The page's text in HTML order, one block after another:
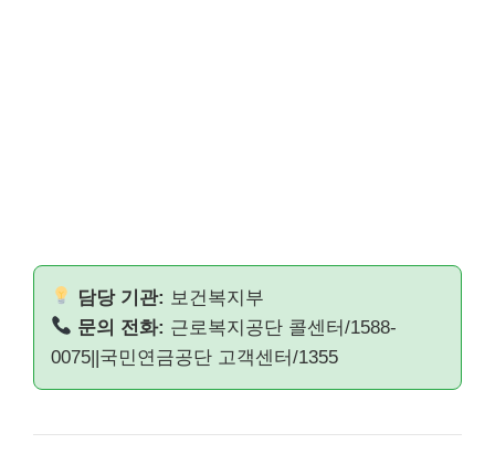
담당 기관: 보건복지부
문의 전화: 근로복지공단 콜센터/1588-
0075||국민연금공단 고객센터/1355